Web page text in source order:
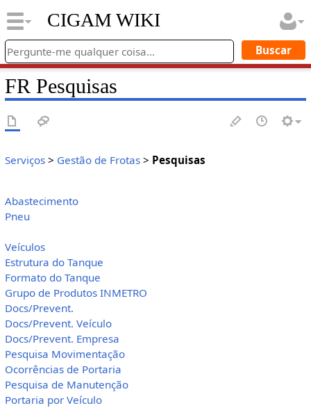
CIGAM WIKI
FR Pesquisas
Serviços> Gestão de Frotas> Pesquisas
Abastecimento
Pneu
Veículos
Estrutura do Tanque
Formato do Tanque
Grupo de Produtos INMETRO
Docs/Prevent.
Docs/Prevent. Veículo
Docs/Prevent. Empresa
Pesquisa Movimentação
Ocorrências de Portaria
Pesquisa de Manutenção
Portaria por Veículo